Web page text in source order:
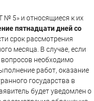
№ 5» и относящиеся к их
пятнадцати дней со
срок рассмотрения
месяца. В случае, если
необходимо
работ, оказание
государства в
будет уведомлен о